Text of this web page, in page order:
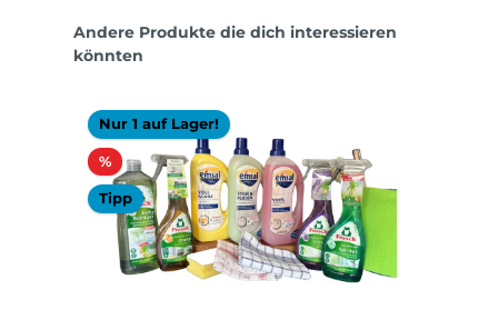
Produktgalerie überspringen
Andere Produkte die dich interessieren
könnten
Nur 1 auf Lager!
%Rabatt
Tipp